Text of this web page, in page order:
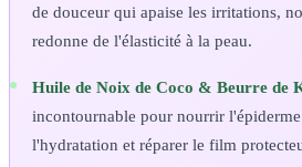
de douceur qui apaise les irritations,
redonne de l'élasticité à la peau.
Huile de Noix de Coco & Beurre de
incontournable pour nourrir
l'hydratation et réparer le film